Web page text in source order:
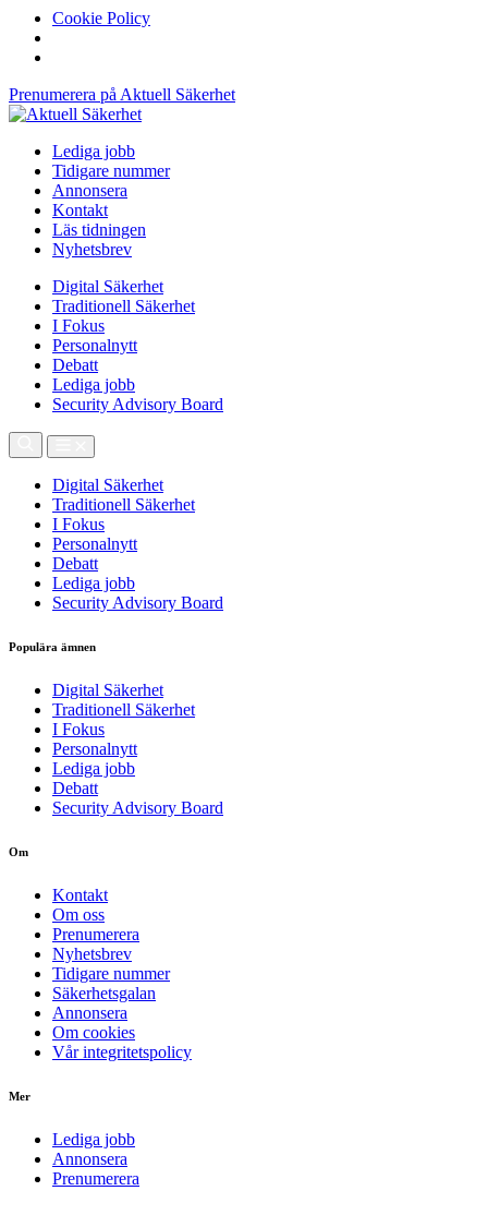
Cookie Policy
Prenumerera på Aktuell Säkerhet
Lediga jobb
Tidigare nummer
Annonsera
Kontakt
Läs tidningen
Nyhetsbrev
Digital Säkerhet
Traditionell Säkerhet
I Fokus
Personalnytt
Debatt
Lediga jobb
Security Advisory Board
Digital Säkerhet
Traditionell Säkerhet
I Fokus
Personalnytt
Debatt
Lediga jobb
Security Advisory Board
Populära ämnen
Digital Säkerhet
Traditionell Säkerhet
I Fokus
Personalnytt
Lediga jobb
Debatt
Security Advisory Board
Om
Kontakt
Om oss
Prenumerera
Nyhetsbrev
Tidigare nummer
Säkerhetsgalan
Annonsera
Om cookies
Vår integritetspolicy
Mer
Lediga jobb
Annonsera
Prenumerera